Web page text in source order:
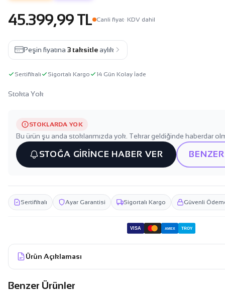
45.399,99 TL Canli fiyat· KDV dahil
Peşin fiyatına 3 taksitle aylık
Sertifikalı Sigortalı Kargo 14 Gün Kolay İade
Stokta Yok
STOKLARDA YOK
Bu ürün şu anda stoklarımızda yok. Tekrar geldiğinde haberdar
STOĞA GİRİNCE HABER VER
Sertifikalı Ayar Garantisi Sigortalı Kargo Güvenli
VISA AMEX TROY
Ürün Açıklaması
Benzer Ürünler